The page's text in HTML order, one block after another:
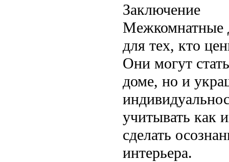
Заключение
Межкомнатные
для тех, кто
Они могут
доме, но и
учитывать как
сделать
интерьера.